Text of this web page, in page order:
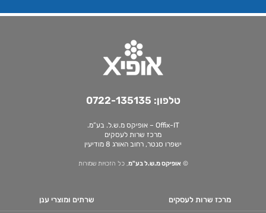
טלפון: 0722-135135
Offix-IT – אופיקס מ.ש.ל. בע”מ.
מרכז שרות לעסקים
ישפרו סנטר, רחוב האורג 8 מודיעין
© אופיקס מ.ש.ל בע"מ, כל הזכויות שמורות
מרכז שרות לעסקים שרתים ומוצרי ענן